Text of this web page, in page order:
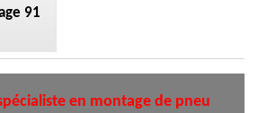
91
en montage de pneu